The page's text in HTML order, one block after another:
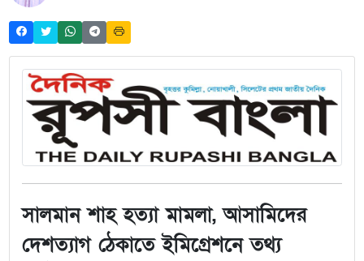
সালমান শাহ হত্যা মামলা, আসামিদের
দেশত্যাগ ঠেকাতে ইমিগ্রেশনে তথ্য